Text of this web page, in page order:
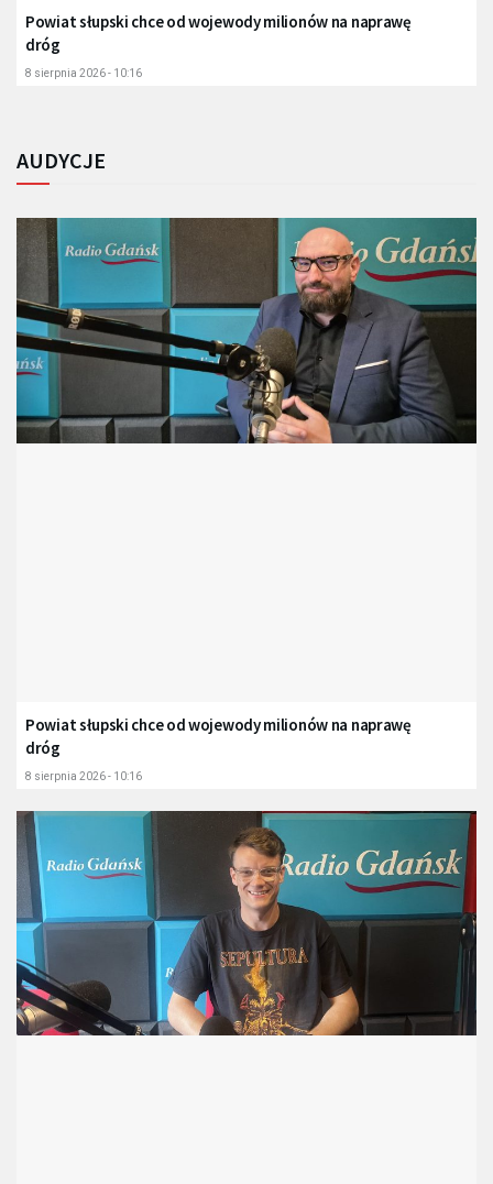
Powiat słupski chce od wojewody milionów na naprawę
dróg
8 sierpnia 2026 - 10:16
AUDYCJE
Powiat słupski chce od wojewody milionów na naprawę
dróg
8 sierpnia 2026 - 10:16